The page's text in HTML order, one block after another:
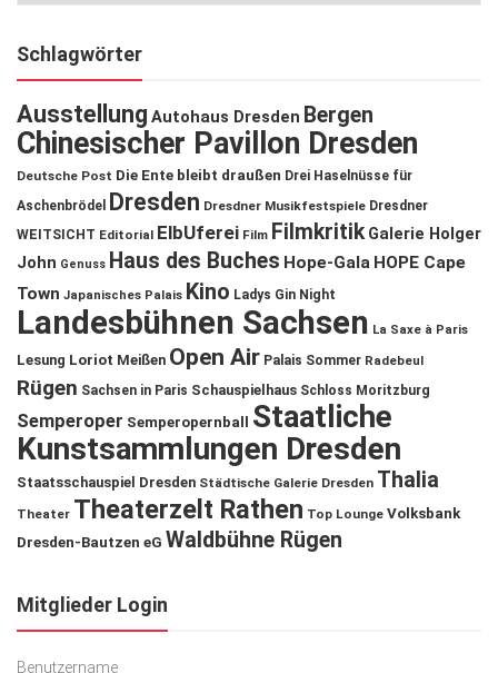
Schlagwörter
Ausstellung Autohaus Dresden Bergen
Chinesischer Pavillon Dresden
Deutsche Post Die Ente bleibt draußen Drei Haselnüsse für
Aschenbrödel
Dresden Dresdner Musikfestspiele Dresdner
WEITSICHT Editorial ElbUferei Film Filmkritik Galerie Holger
John Genuss Haus des Buches Hope-Gala HOPE Cape
Town Japanisches Palais Kino Ladys Gin Night
Landesbühnen Sachsen La Saxe à Paris
Lesung Loriot Meißen Open Air Palais Sommer Radebeul
Rügen Sachsen in Paris Schauspielhaus Schloss Moritzburg
Semperoper Semperopernball
Staatliche
Kunstsammlungen Dresden
Staatsschauspiel Dresden Städtische Galerie Dresden Thalia
Theater Theaterzelt Rathen Top Lounge Volksbank
Dresden-Bautzen eG Waldbühne Rügen
Mitglieder Login
Benutzername